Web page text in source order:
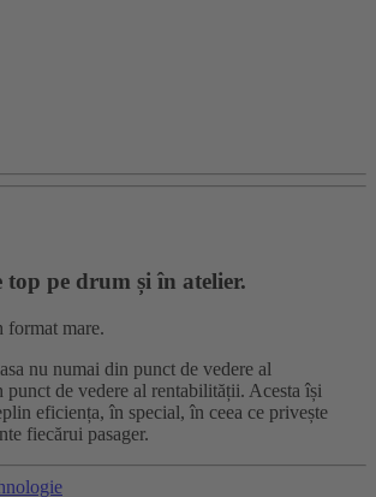
pe drum și în atelier.
format mare.
nu numai din punct de vedere al
de vedere al rentabilității. Acesta își
eficiența, în special, în ceea ce privește
fiecărui pasager.